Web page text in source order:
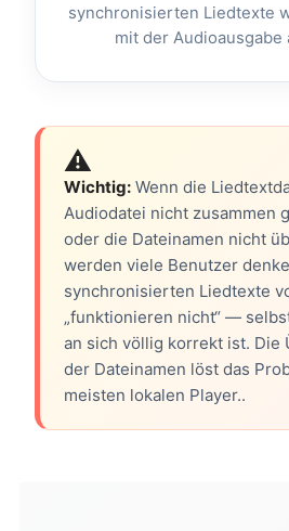
synchronisierten Liedtexte
mit der Audioausgabe
⚠️
Wichtig: Wenn die
Audiodatei nicht zusammen
oder die Dateinamen nicht
werden viele Benutzer
synchronisierten Liedtexte
„funktionieren nicht“ —
an sich völlig korrekt ist. Die
der Dateinamen löst das
meisten lokalen Player..